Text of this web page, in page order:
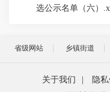
选公示名单（六）
省级网站 乡镇街道
关于我们 隐